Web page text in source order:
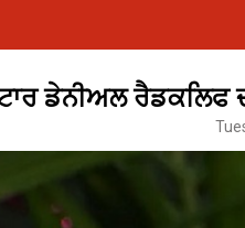
ਡੇਨੀਅਲ ਰੈਡਕਲਿਫ